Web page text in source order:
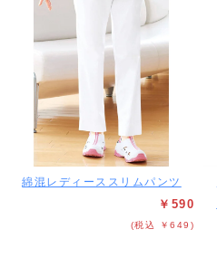
綿混レディーススリムパンツ
￥590
(税込 ￥649)